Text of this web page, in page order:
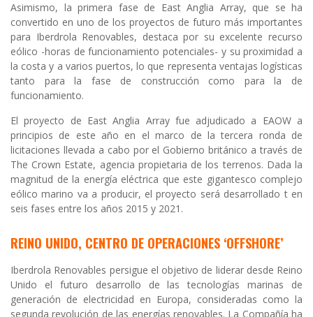
Asimismo, la primera fase de East Anglia Array, que se ha
convertido en uno de los proyectos de futuro más importantes
para Iberdrola Renovables, destaca por su excelente recurso
eólico -horas de funcionamiento potenciales- y su proximidad a
la costa y a varios puertos, lo que representa ventajas logísticas
tanto para la fase de construcción como para la de
funcionamiento.
El proyecto de East Anglia Array fue adjudicado a EAOW a
principios de este año en el marco de la tercera ronda de
licitaciones llevada a cabo por el Gobierno británico a través de
The Crown Estate, agencia propietaria de los terrenos. Dada la
magnitud de la energía eléctrica que este gigantesco complejo
eólico marino va a producir, el proyecto será desarrollado t en
seis fases entre los años 2015 y 2021.
REINO UNIDO, CENTRO DE OPERACIONES ‘OFFSHORE’
Iberdrola Renovables persigue el objetivo de liderar desde Reino
Unido el futuro desarrollo de las tecnologías marinas de
generación de electricidad en Europa, consideradas como la
segunda revolución de las energías renovables. La Compañía ha